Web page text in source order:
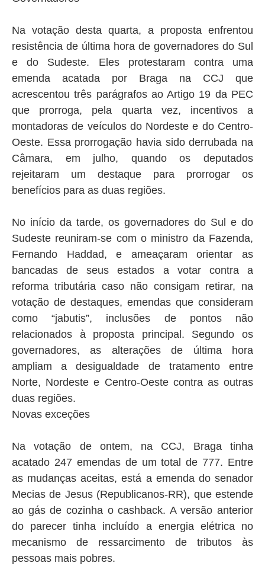
Na votação desta quarta, a proposta enfrentou
resistência de última hora de governadores do Sul
e do Sudeste. Eles protestaram contra uma
emenda acatada por Braga na CCJ que
acrescentou três parágrafos ao Artigo 19 da PEC
que prorroga, pela quarta vez, incentivos a
montadoras de veículos do Nordeste e do Centro-
Oeste. Essa prorrogação havia sido derrubada na
Câmara, em julho, quando os deputados
rejeitaram um destaque para prorrogar os
benefícios para as duas regiões.
No início da tarde, os governadores do Sul e do
Sudeste reuniram-se com o ministro da Fazenda,
Fernando Haddad, e ameaçaram orientar as
bancadas de seus estados a votar contra a
reforma tributária caso não consigam retirar, na
votação de destaques, emendas que consideram
como “jabutis”, inclusões de pontos não
relacionados à proposta principal. Segundo os
governadores, as alterações de última hora
ampliam a desigualdade de tratamento entre
Norte, Nordeste e Centro-Oeste contra as outras
duas regiões.
Novas exceções
Na votação de ontem, na CCJ, Braga tinha
acatado 247 emendas de um total de 777. Entre
as mudanças aceitas, está a emenda do senador
Mecias de Jesus (Republicanos-RR), que estende
ao gás de cozinha o cashback. A versão anterior
do parecer tinha incluído a energia elétrica no
mecanismo de ressarcimento de tributos às
pessoas mais pobres.